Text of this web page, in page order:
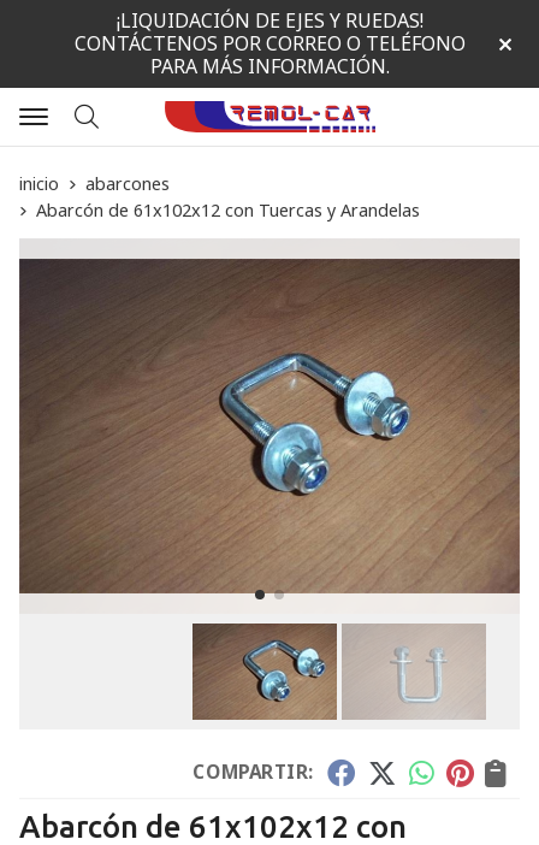
¡LIQUIDACIÓN DE EJES Y RUEDAS!
CONTÁCTENOS POR CORREO O TELÉFONO
PARA MÁS INFORMACIÓN.
Buscar
inicio
abarcones
Abarcón de 61x102x12 con Tuercas y Arandelas
COMPARTIR:
Abarcón de 61x102x12 con